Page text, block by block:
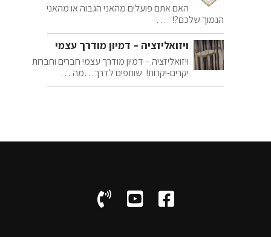
האם אתם פועלים מהאני הגבוה או מהאני
הנמוך שלכם?! …
ויזואליזציה – דמיון מודרך עצמי
ויזואליזציה – דמיון מודרך עצמי חברים וחברות
יקרים-יקרות! שותפים לדרך…מה …